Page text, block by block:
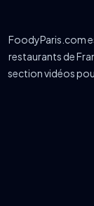
FoodyParis.com
restaurants de
section vidéos